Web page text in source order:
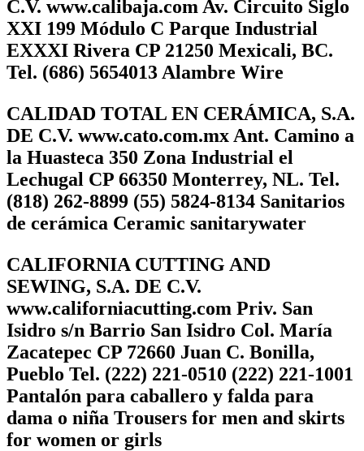
C.V. www.calibaja.com Av. Circuito Siglo
XXI 199 Módulo C Parque Industrial
EXXXI Rivera CP 21250 Mexicali, BC.
Tel. (686) 5654013 Alambre Wire
CALIDAD TOTAL EN CERÁMICA, S.A.
DE C.V. www.cato.com.mx Ant. Camino a
la Huasteca 350 Zona Industrial el
Lechugal CP 66350 Monterrey, NL. Tel.
(818) 262-8899 (55) 5824-8134 Sanitarios
de cerámica Ceramic sanitarywater
CALIFORNIA CUTTING AND
SEWING, S.A. DE C.V.
www.californiacutting.com Priv. San
Isidro s/n Barrio San Isidro Col. María
Zacatepec CP 72660 Juan C. Bonilla,
Pueblo Tel. (222) 221-0510 (222) 221-1001
Pantalón para caballero y falda para
dama o niña Trousers for men and skirts
for women or girls